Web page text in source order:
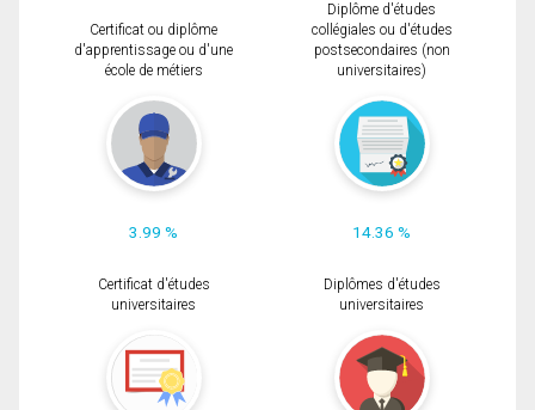
Certificat ou diplôme
d'apprentissage ou d'une
école de métiers
3.99 %
Diplôme d'études
collégiales ou d'études
postsecondaires (non
universitaires)
14.36 %
Certificat d'études
universitaires
Diplômes d'études
universitaires